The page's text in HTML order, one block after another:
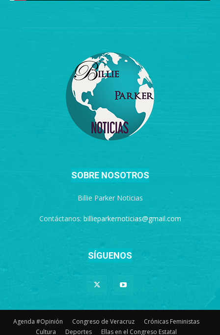
SOBRE NOSOTROS
Billie Parker Noticias
Contáctanos: billieparkernoticias@gmail.com
SÍGUENOS
Agenda #Opinión Congreso de Veracruz
Crónicas Feministas
Cultura
Deportes Ellas en el Congreso Estatal